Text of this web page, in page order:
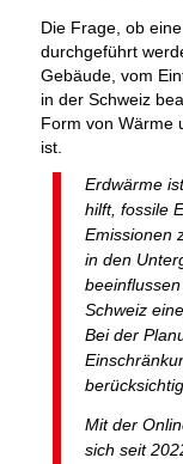
Die Frage, ob
durchgeführt
Gebäude, vom
in der Schweiz
Form von Wärme
ist.
Erdwärme
hilft, fossile
Emissionen
in den
Schweiz
Bei der
Mit der
sich seit